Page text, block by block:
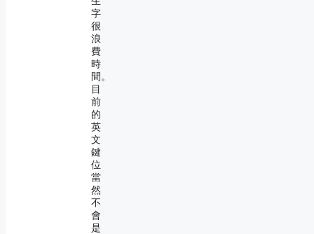
字
很
浪
費
時
間。
目
前
的
英
文
鍵
位
當
然
不
會
是